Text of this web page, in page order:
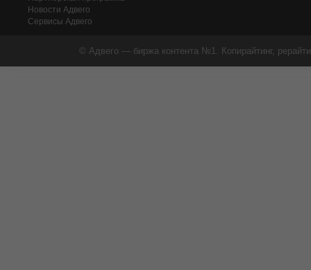
Новости Адвего
Сервисы Адвего
© Адвего — биржа контента №1. Копирайтинг,